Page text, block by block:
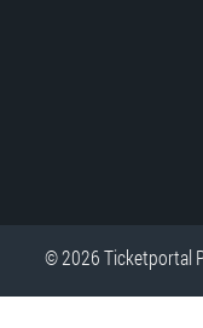
© 2026 Ticketportal